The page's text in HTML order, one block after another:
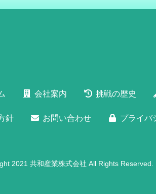
会社案内 挑戦の歴史
針 お問い合わせ プライバ
2021 共和産業株式会社 All Rights Reserved.